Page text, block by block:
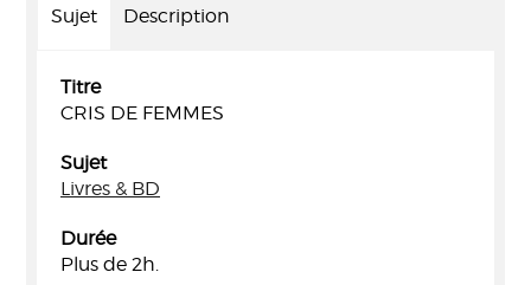
Sujet Description
Titre
CRIS DE FEMMES
Sujet
Livres & BD
Durée
Plus de 2h.